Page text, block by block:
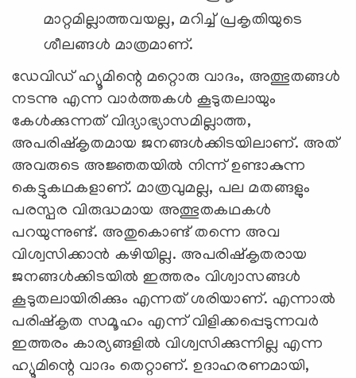
മാറ്റമില്ലാത്തവയല്ല, മറിച്ച് പ്രകൃതിയുടെ
ശീലങ്ങൾ മാത്രമാണ്.
ഡേവിഡ് ഹ്യൂമിന്റെ മറ്റൊരു വാദം, അത്ഭുതങ്ങൾ
നടന്നു എന്ന വാർത്തകൾ കൂടുതലായും
കേൾക്കുന്നത് വിദ്യാഭ്യാസമില്ലാത്ത,
അപരിഷ്കൃതമായ ജനങ്ങൾക്കിടയിലാണ്. അത്
അവരുടെ അജ്ഞതയിൽ നിന്ന് ഉണ്ടാകുന്ന
കെട്ടുകഥകളാണ്. മാത്രവുമല്ല, പല മതങ്ങളും
പരസ്പര വിരുദ്ധമായ അത്ഭുതകഥകൾ
പറയുന്നുണ്ട്. അതുകൊണ്ട് തന്നെ അവ
വിശ്വസിക്കാൻ കഴിയില്ല. അപരിഷ്കൃതരായ
ജനങ്ങൾക്കിടയിൽ ഇത്തരം വിശ്വാസങ്ങള്‍
കൂടുതലായിരിക്കും എന്നത് ശരിയാണ്. എന്നാൽ
പരിഷ്കൃത സമൂഹം എന്ന് വിളിക്കപ്പെടുന്നവർ
ഇത്തരം കാര്യങ്ങളിൽ വിശ്വസിക്കുന്നില്ല എന്ന
ഹ്യൂമിന്റെ വാദം തെറ്റാണ്. ഉദാഹരണമായി,